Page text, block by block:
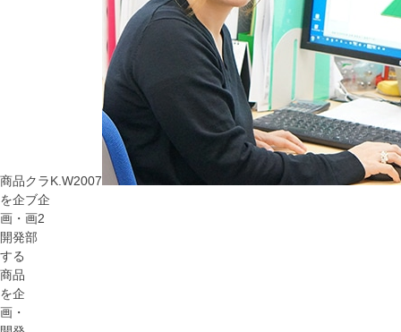
商品
を企
画・
開発
する
商品
を企
画・
クラ
ブ企
画2
部
K.W2007